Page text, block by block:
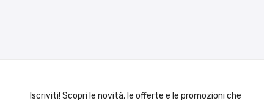
Iscriviti! Scopri le novità, le offerte e le promozioni che